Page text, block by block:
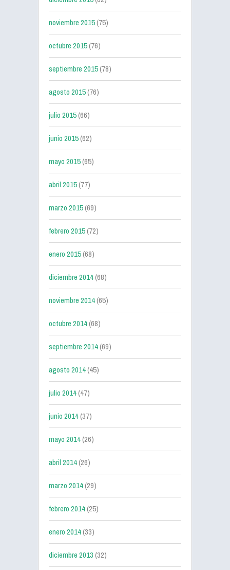
noviembre 2015(75)
octubre 2015(76)
septiembre 2015(78)
agosto 2015(76)
julio 2015(66)
junio 2015(62)
mayo 2015(65)
abril 2015(77)
marzo 2015(69)
febrero 2015(72)
enero 2015(68)
diciembre 2014(68)
noviembre 2014(65)
octubre 2014(68)
septiembre 2014(69)
agosto 2014(45)
julio 2014(47)
junio 2014(37)
mayo 2014(26)
abril 2014(26)
marzo 2014(29)
febrero 2014(25)
enero 2014(33)
diciembre 2013(32)